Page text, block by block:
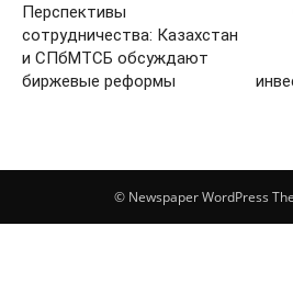
Перспективы
сотрудничества: Казахстан
и СПбМТСБ обсуждают
биржевые реформы
© Newspaper WordPress